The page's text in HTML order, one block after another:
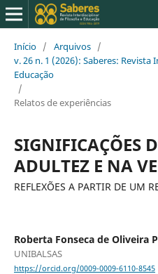
Início / Arquivos /
v. 26 n. 1 (2026): Saberes:
Educação
/
Relatos de experiências
SIGNIFICAÇÕES
ADULTEZ E NA
REFLEXÕES A PARTIR DE UM
Roberta Fonseca de Oliveira
UNIBALSAS
https://orcid.org/0009-0009-6110-8545